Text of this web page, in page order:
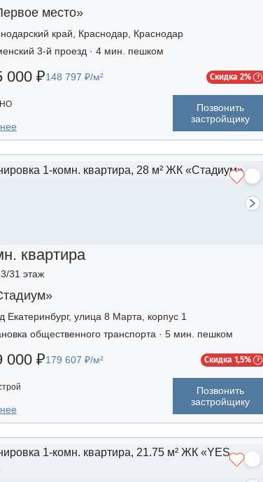
место»
край, Краснодар, Краснодар
3-й проезд · 4 мин. пешком
000 ₽148 797 ₽/м² Скидка 2%
Позвонить
застройщику
квартира
31 этаж
Екатеринбург, улица 8 Марта, корпус 1
общественного транспорта · 5 мин. пешком
000 ₽179 607 ₽/м² Скидка 1,5%
Позвонить
застройщику